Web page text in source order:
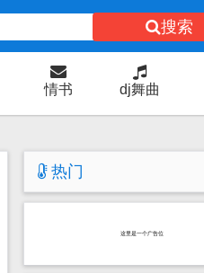
搜索
情书 dj舞曲
热门
这里是一个广告位